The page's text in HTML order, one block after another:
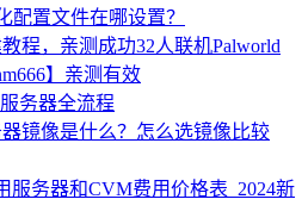
配置文件在哪设置？
程，亲测成功32人联机Palworld
】亲测有效
务器全流程
镜像是什么？怎么选镜像比较
服务器和CVM费用价格表_2024新